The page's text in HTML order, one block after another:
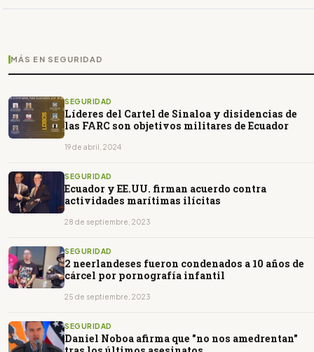
MÁS EN SEGURIDAD
SEGURIDAD
Líderes del Cartel de Sinaloa y disidencias de
las FARC son objetivos militares de Ecuador
19 de abril, 2024
SEGURIDAD
Ecuador y EE.UU. firman acuerdo contra
actividades marítimas ilícitas
28 de septiembre, 2023
SEGURIDAD
2 neerlandeses fueron condenados a 10 años de
cárcel por pornografía infantil
25 de septiembre, 2023
SEGURIDAD
Daniel Noboa afirma que "no nos amedrentan"